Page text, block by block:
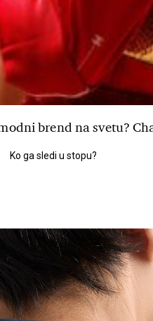
brend na svetu?
Ko ga sledi u stopu?